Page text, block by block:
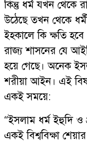
কিন্তু ধর্ম যখন থেকে
উঠেছে তখন থেকে
ইহকালে কি ক্ষতি
রাজ্য শাসনের যে
হয়ে গেছে। অনেক
শরীয়া আইন। এই
একই সময়ে:
“ইসলাম ধর্ম ইহুদি ও
একই বিশ্ববিক্ষা